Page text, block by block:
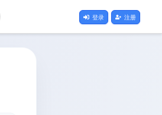
登录 注册